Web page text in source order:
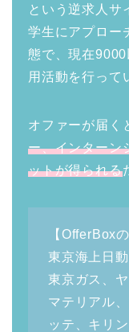
という逆求人サ
学生にアプロー
態で、現在
用活動を行って
オファーが届く
ー、インターン
ットが得られる
【OfferBox
東京海上日
東京ガス、
マテリアル
ッテ、キリ